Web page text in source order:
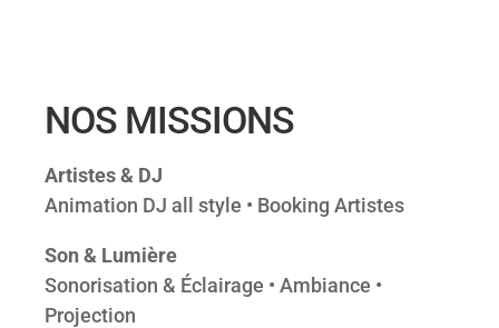
NOS MISSIONS
Artistes & DJ
Animation DJ all style • Booking Artistes
Son & Lumière
Sonorisation & Éclairage • Ambiance •
Projection